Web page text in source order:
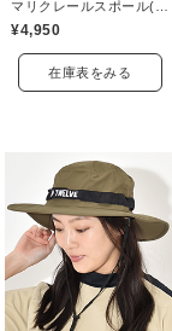
¥4,950
在庫表をみる